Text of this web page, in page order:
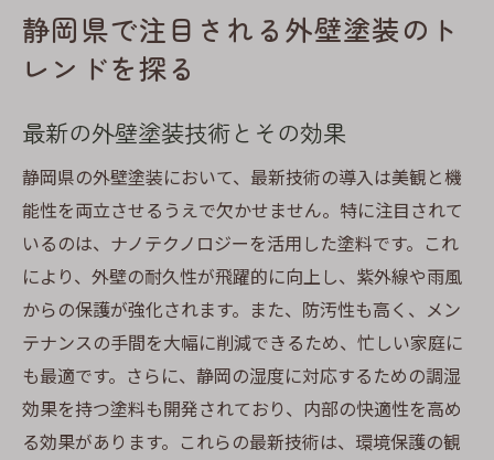
外壁塗装で静岡の気候に適した選び方を解説
静岡県の気候特性と外壁塗装の関係
耐候性塗料の選び方ガイド
塗装のプロが教える最適な選択肢
地元業者のおすすめ塗装プラン
静岡県での失敗しない塗装選び
静岡特有の気候に合う外壁塗装で家を守る方法
雨風に強い外壁塗装の選び方
断熱効果を高める塗料の選定
静岡の自然災害に対抗する塗装
メンテナンスフリーの外壁塗装
静岡県で注目される外壁塗装のト
レンドを探る
最新の外壁塗装技術とその効果
静岡県の外壁塗装において、最新技術の導入は美観と機
能性を両立させるうえで欠かせません。特に注目されて
いるのは、ナノテクノロジーを活用した塗料です。これ
により、外壁の耐久性が飛躍的に向上し、紫外線や雨風
からの保護が強化されます。また、防汚性も高く、メン
テナンスの手間を大幅に削減できるため、忙しい家庭に
も最適です。さらに、静岡の湿度に対応するための調湿
効果を持つ塗料も開発されており、内部の快適性を高め
る効果があります。これらの最新技術は、環境保護の観